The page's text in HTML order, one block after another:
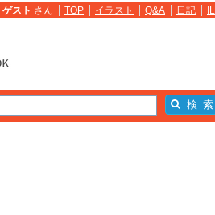
ゲスト さん TOP イラスト Q&A 日記